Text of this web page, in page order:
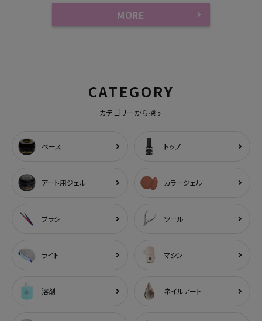
MORE
CATEGORY
カテゴリーから探す
ベース トップ
アート用ジェル カラージェル
ブラシ ツール
ライト マシン
溶剤 ネイルアート